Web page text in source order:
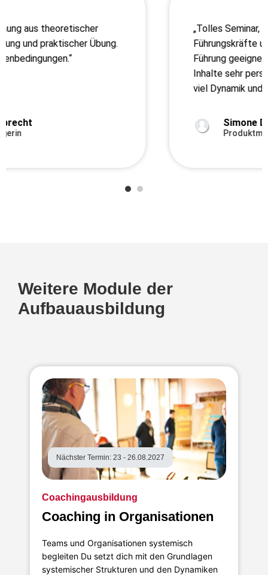
„Tolles Seminar, sehr empfehlenswert für
Führungskräfte und auch für laterale
Führung geeignet. Die abb vermittelt die
Inhalte sehr persönlich, authentisch und mit
Produktmanagement & Gruppenleitung
Weitere Module der
Aufbauausbildung
Nächster Termin: 23 - 26.08.2027
Coachingausbildung
Coaching in Organisationen
Teams und Organisationen systemisch
begleiten Du setzt dich mit den Grundlagen
systemischer Strukturen und den Dynamiken